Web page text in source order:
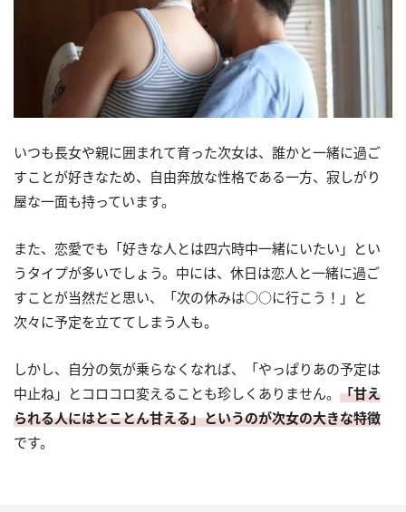
いつも長女や親に囲まれて育った次女は、誰かと一緒に過ご
すことが好きなため、自由奔放な性格である一方、寂しがり
屋な一面も持っています。
また、恋愛でも「好きな人とは四六時中一緒にいたい」とい
うタイプが多いでしょう。中には、休日は恋人と一緒に過ご
すことが当然だと思い、「次の休みは○○に行こう！」と
次々に予定を立ててしまう人も。
しかし、自分の気が乗らなくなれば、「やっぱりあの予定は
中止ね」とコロコロ変えることも珍しくありません。 「甘え
られる人にはとことん甘える」というのが次女の大きな特徴
です。